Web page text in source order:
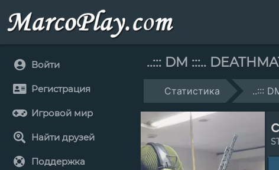
Войти
Регистрация
Игровой мир
Найти друзей
Поддержка
..::: DM :::..
Статистика ..:::